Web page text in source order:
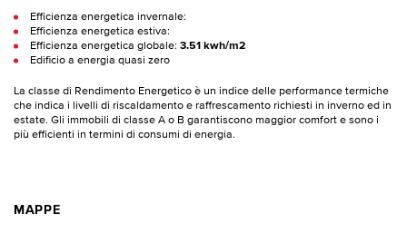
Efficienza energetica invernale:
Efficienza energetica estiva:
Efficienza energetica globale: 3.51 kwh/m2
Edificio a energia quasi zero
La classe di Rendimento Energetico è un indice delle performance termiche
che indica i livelli di riscaldamento e raffrescamento richiesti in inverno ed in
estate. Gli immobili di classe A o B garantiscono maggior comfort e sono i
più efficienti in termini di consumi di energia.
MAPPE